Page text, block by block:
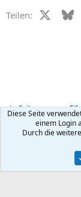
Teilen: X
Seitensprung +
Kontakt
Community platform
Diese Seite
einem Login
Durch die